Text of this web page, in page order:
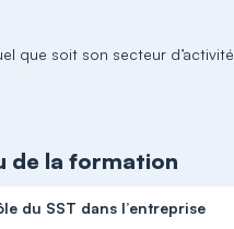
que soit son secteur d’activité
de la formation
du SST dans l’entreprise